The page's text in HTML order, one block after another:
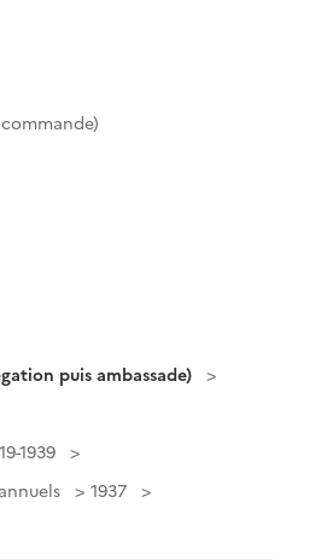
puis ambassade)
1939
1937